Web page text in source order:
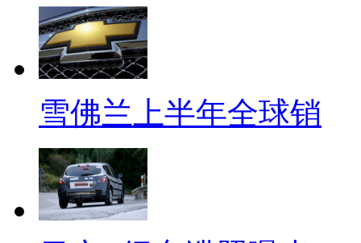
雪佛兰上半年全球销